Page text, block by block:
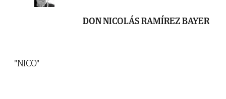
DON NICOLÁS RAMÍREZ BAYER
"NICO"